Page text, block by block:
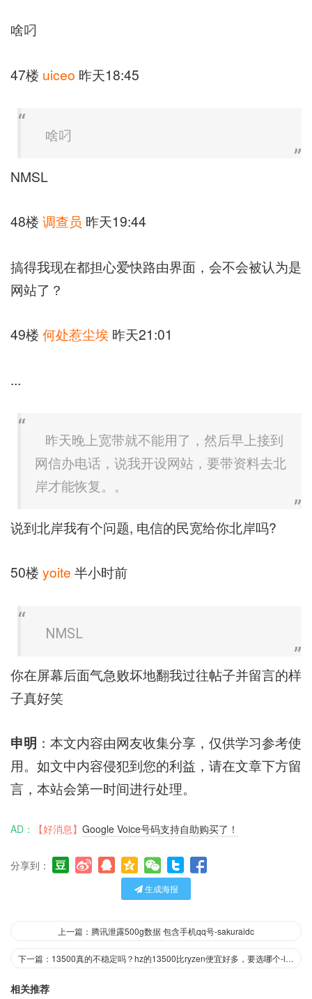
啥叼
47楼 uiceo 昨天18:45
啥叼
NMSL
48楼 调查员 昨天19:44
搞得我现在都担心爱快路由界面，会不会被认为是
网站了？
49楼 何处惹尘埃 昨天21:01
...
昨天晚上宽带就不能用了，然后早上接到
网信办电话，说我开设网站，要带资料去北
岸才能恢复。。
说到北岸我有个问题, 电信的民宽给你北岸吗?
50楼 yoite 半小时前
NMSL
你在屏幕后面气急败坏地翻我过往帖子并留言的样
子真好笑
申明 ：本文内容由网友收集分享，仅供学习参考使
用。如文中内容侵犯到您的利益，请在文章下方留
言，本站会第一时间进行处理。
AD： 【好消息】 Google Voice号码支持自助购买了！
分享到：
生成海报
上一篇：腾讯泄露500g数据 包含手机qq号-sakuraidc
下一篇：13500真的不稳定吗？hz的13500比ryzen便宜好多，要选哪个-lewissue
相关推荐